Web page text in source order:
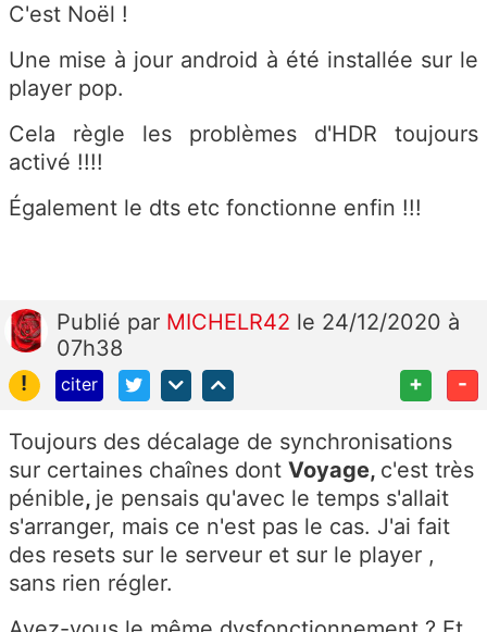
C'est Noël !
Une mise à jour android à été installée sur le
player pop.
Cela règle les problèmes d'HDR toujours
activé !!!!
Également le dts etc fonctionne enfin !!!
Publié par MICHELR42 le 24/12/2020 à
07h38
!
citer + -
Toujours des décalage de synchronisations
sur certaines chaînes dont Voyage, c'est très
pénible, je pensais qu'avec le temps s'allait
s'arranger, mais ce n'est pas le cas. J'ai fait
des resets sur le serveur et sur le player ,
sans rien régler.